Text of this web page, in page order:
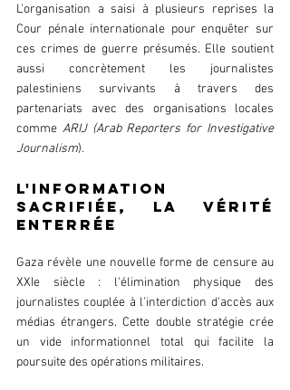
L'organisation a saisi à plusieurs reprises la
Cour pénale internationale pour enquêter sur
ces crimes de guerre présumés. Elle soutient
aussi concrètement les journalistes
palestiniens survivants à travers des
partenariats avec des organisations locales
comme ARIJ (Arab Reporters for Investigative
Journalism).
L'information
sacrifiée, la vérité
enterrée
Gaza révèle une nouvelle forme de censure au
XXIe siècle : l'élimination physique des
journalistes couplée à l'interdiction d'accès aux
médias étrangers. Cette double stratégie crée
un vide informationnel total qui facilite la
poursuite des opérations militaires.